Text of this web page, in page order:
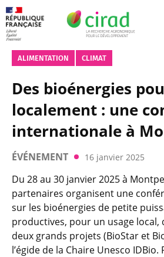
ALIMENTATION CLIMAT
Des bioénergies
localement : une
internationale à
ÉVÉNEMENT 16 janvier 2025
Du 28 au 30 janvier 2025 à
partenaires organisent une
sur les bioénergies de petite
productives, pour un usage local,
deux grands projets (BioStar et
l’égide de la Chaire Unesco IDBio.